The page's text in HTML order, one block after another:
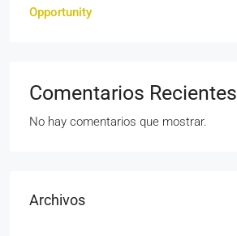
Opportunity
Comentarios Recientes
No hay comentarios que mostrar.
Archivos